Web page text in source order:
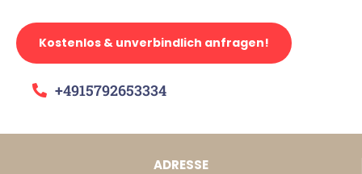
Kostenlos & unverbindlich anfragen!
+4915792653334
ADRESSE